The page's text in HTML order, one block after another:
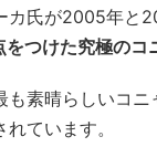
カ氏が2005年と
つけた究極のコ
も素晴らしいコ
ています。